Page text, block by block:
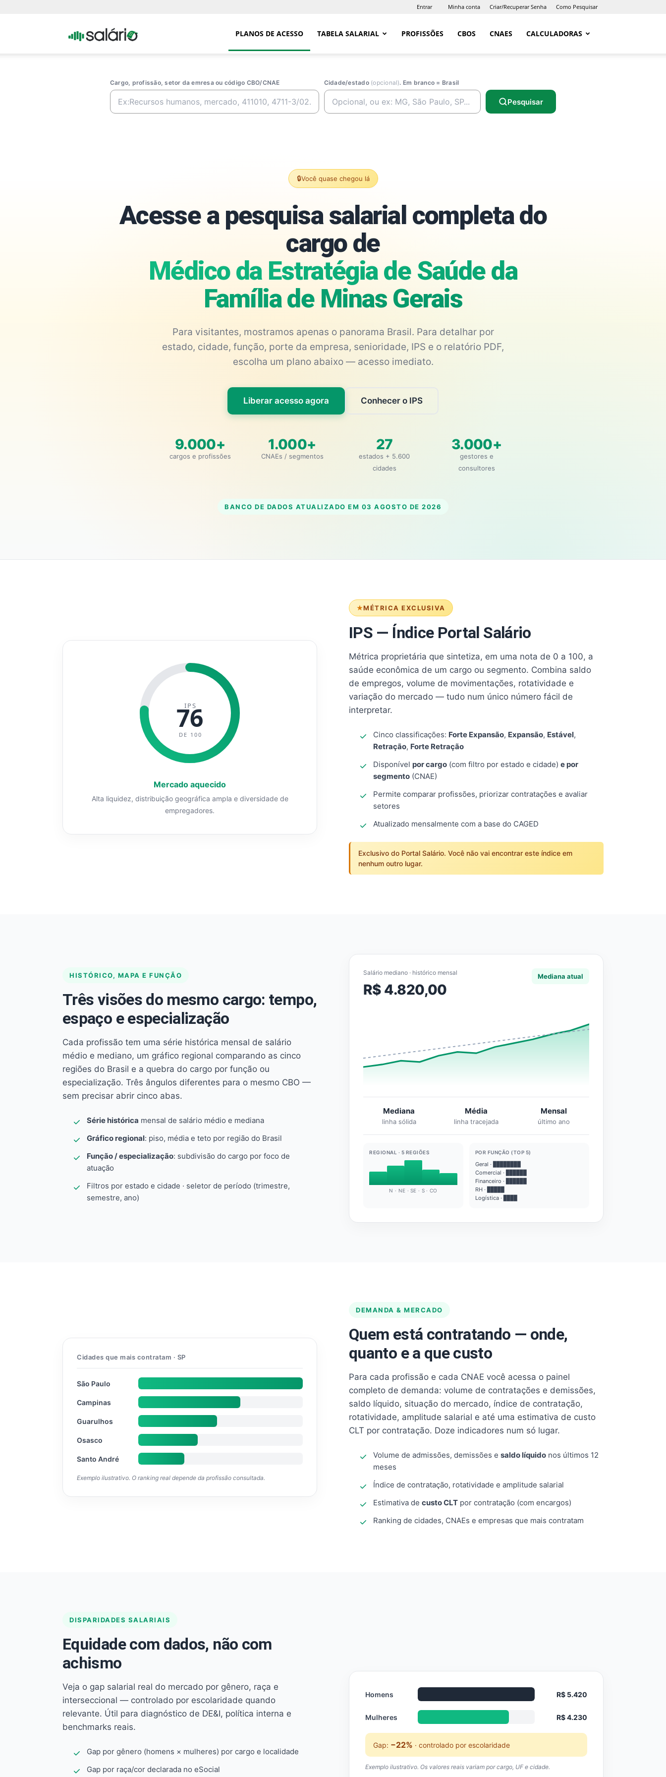
Entrar Minha conta Criar/Recuperar Senha Como Pesquisar
Portal PLANOS DE ACESSO TABELA SALARIAL PROFISSÕES CBOS CNAES CALCULADORAS
Cargo, profissão, setor da emresa ou código CBO/CNAE Cidade/estado (opcional). Em branco = Brasil
Pesquisar
🔒Você quase chegou lá
Acesse a pesquisa salarial completa do
cargo de
Médico da Estratégia de Saúde da
Família de Minas Gerais
Para visitantes, mostramos apenas o panorama Brasil. Para detalhar por
estado, cidade, função, porte da empresa, senioridade, IPS e o relatório PDF,
escolha um plano abaixo — acesso imediato.
Liberar acesso agora Conhecer o IPS
9.000+
cargos e profissões
1.000+
CNAEs / segmentos
27
estados + 5.600
cidades
3.000+
gestores e
consultores
BANCO DE DADOS ATUALIZADO EM 03 AGOSTO DE 2026
MÉTRICA EXCLUSIVA
IPS — Índice Portal Salário
Métrica proprietária que sintetiza, em uma nota de 0 a 100, a
saúde econômica de um cargo ou segmento. Combina saldo
de empregos, volume de movimentações, rotatividade e
variação do mercado — tudo num único número fácil de
interpretar.
Cinco classificações: Forte Expansão, Expansão, Estável,
Retração, Forte Retração
Disponível por cargo (com filtro por estado e cidade) e por
segmento (CNAE)
Permite comparar profissões, priorizar contratações e avaliar
setores
Atualizado mensalmente com a base do CAGED
Exclusivo do Portal Salário. Você não vai encontrar este índice em
nenhum outro lugar.
IPS
76
DE 100
Mercado aquecido
Alta liquidez, distribuição geográfica ampla e diversidade de
empregadores.
HISTÓRICO, MAPA E FUNÇÃO
Três visões do mesmo cargo: tempo,
espaço e especialização
Cada profissão tem uma série histórica mensal de salário
médio e mediano, um gráfico regional comparando as cinco
regiões do Brasil e a quebra do cargo por função ou
especialização. Três ângulos diferentes para o mesmo CBO —
sem precisar abrir cinco abas.
Série histórica mensal de salário médio e mediana
Gráfico regional: piso, média e teto por região do Brasil
Função / especialização: subdivisão do cargo por foco de
atuação
Filtros por estado e cidade · seletor de período (trimestre,
semestre, ano)
Salário mediano · histórico mensal
R$ 4.820,00
Mediana atual
Mediana
linha sólida
Média
linha tracejada
Mensal
último ano
REGIONAL · 5 REGIÕES
N · NE · SE · S · CO
POR FUNÇÃO (TOP 5)
Geral · ████████
Comercial · ██████
Financeiro · ██████
RH · █████
Logística · ████
DEMANDA & MERCADO
Quem está contratando — onde,
quanto e a que custo
Para cada profissão e cada CNAE você acessa o painel
completo de demanda: volume de contratações e demissões,
saldo líquido, situação do mercado, índice de contratação,
rotatividade, amplitude salarial e até uma estimativa de custo
CLT por contratação. Doze indicadores num só lugar.
Volume de admissões, demissões e saldo líquido nos últimos 12
meses
Índice de contratação, rotatividade e amplitude salarial
Estimativa de custo CLT por contratação (com encargos)
Ranking de cidades, CNAEs e empresas que mais contratam
Cidades que mais contratam · SP
São Paulo
Campinas
Guarulhos
Osasco
Santo André
Exemplo ilustrativo. O ranking real depende da profissão consultada.
DISPARIDADES SALARIAIS
Equidade com dados, não com
achismo
Veja o gap salarial real do mercado por gênero, raça e
interseccional — controlado por escolaridade quando
relevante. Útil para diagnóstico de DE&I, política interna e
benchmarks reais.
Gap por gênero (homens × mulheres) por cargo e localidade
Gap por raça/cor declarada no eSocial
Homens R$ 5.420
Mulheres R$ 4.230
Gap: −22% · controlado por escolaridade
Exemplo ilustrativo. Os valores reais variam por cargo, UF e cidade.